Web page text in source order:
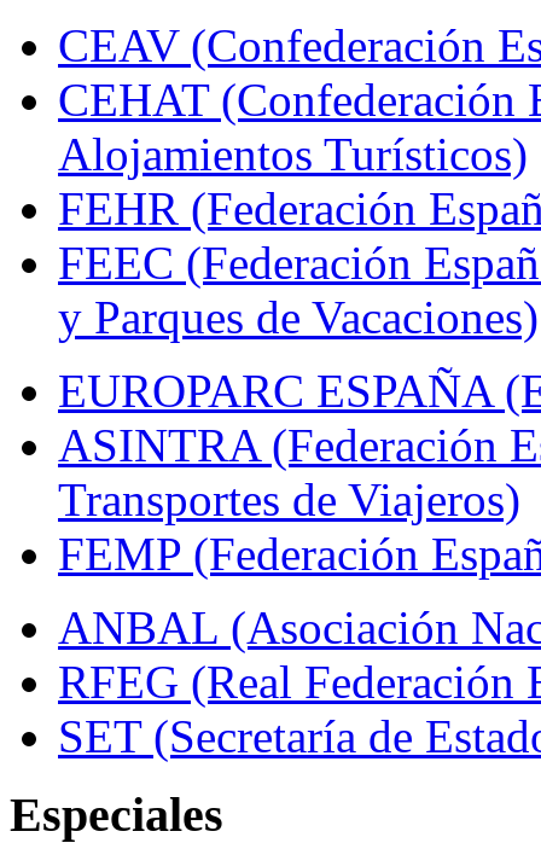
CEAV (Confederación
CEHAT (Confederación
Alojamientos Turísticos)
FEHR (Federación
FEEC (Federación
y Parques de Vacaciones)
EUROPARC ESPAÑA
ASINTRA (Federación
Transportes de Viajeros)
FEMP (Federación
ANBAL (Asociación
RFEG (Real Federación
SET (Secretaría de
Especiales